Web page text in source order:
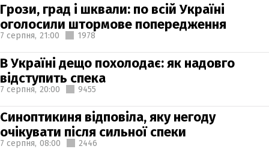
Грози, град і шквали: по всій Україні
оголосили штормове попередження
7 серпня, 21:00 1978
В Україні дещо похолодає: як надовго
відступить спека
7 серпня, 20:00 9455
Синоптикиня відповіла, яку негоду
очікувати після сильної спеки
7 серпня, 08:00 2446